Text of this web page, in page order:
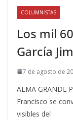
COLUMNISTAS
Los mil
García
7 de agosto de
ALMA GRANDE
Francisco se
visibles del